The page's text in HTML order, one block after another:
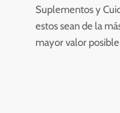
Suplementos y
estos sean de la
mayor valor